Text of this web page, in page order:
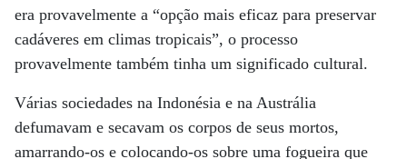
era provavelmente a “opção mais eficaz para preservar
cadáveres em climas tropicais”, o processo
provavelmente também tinha um significado cultural.
Várias sociedades na Indonésia e na Austrália
defumavam e secavam os corpos de seus mortos,
amarrando-os e colocando-os sobre uma fogueira que